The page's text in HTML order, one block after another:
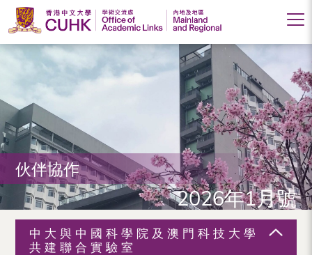
香
港
中
文
大
學
學
術
伙伴協作
2026年1月號
中大與中國科學院及澳門科技大學
共建聯合實驗室